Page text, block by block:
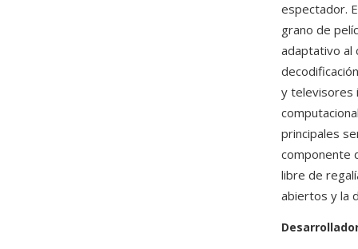
espectador.
grano de
adaptativo al
y televisores
principales
componente
libre de
abiertos y la